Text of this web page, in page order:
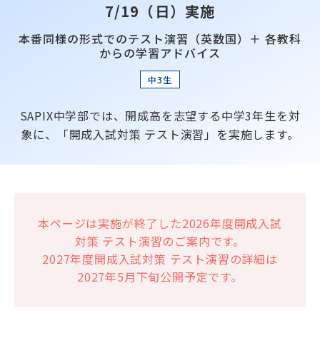
説明会・講習・模試
海外生・帰国生
採用情報
7/19（日）実施
本番同様の形式でのテスト演習（英数国）＋ 各教科
からの学習アドバイス
中3生
SAPIX中学部では、開成高を志望する中学3年生を対
象に、「開成入試対策 テスト演習」を実施します。
本ページは実施が終了した2026年度開成入試
対策 テスト演習のご案内です。
2027年度開成入試対策 テスト演習の詳細は
2027年5月下旬公開予定です。